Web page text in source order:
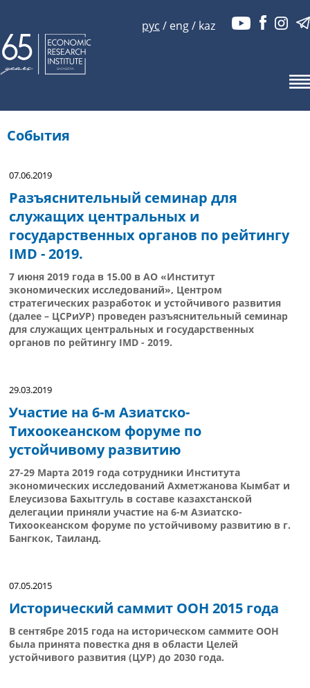
рус / eng/ kaz
События
07.06.2019
Разъяснительный семинар для
служащих центральных и
государственных органов по рейтингу
IMD - 2019.
7 июня 2019 года в 15.00 в АО «Институт
экономических исследований», Центром
стратегических разработок и устойчивого развития
(далее – ЦСРиУР) проведен разъяснительный семинар
для служащих центральных и государственных
органов по рейтингу IMD - 2019.
29.03.2019
Участие на 6-м Азиатско-
Тихоокеанском форуме по
устойчивому развитию
27-29 Марта 2019 года сотрудники Института
экономических исследований Ахметжанова Кымбат и
Елеусизова Бахытгуль в составе казахстанской
делегации приняли участие на 6-м Азиатско-
Тихоокеанском форуме по устойчивому развитию в г.
Бангкок, Таиланд.
07.05.2015
Исторический саммит ООН 2015 года
В сентябре 2015 года на историческом саммите ООН
была принята повестка дня в области Целей
устойчивого развития (ЦУР) до 2030 года.